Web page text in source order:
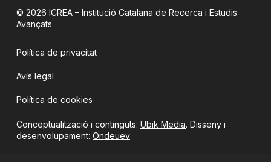
© 2026 ICREA – Institució Catalana de Recerca i Estudis
Avançats
Política de privacitat
Avís legal
Política de cookies
Conceptualització i continguts: Ubik Media. Disseny i
desenvolupament: Ondeuev